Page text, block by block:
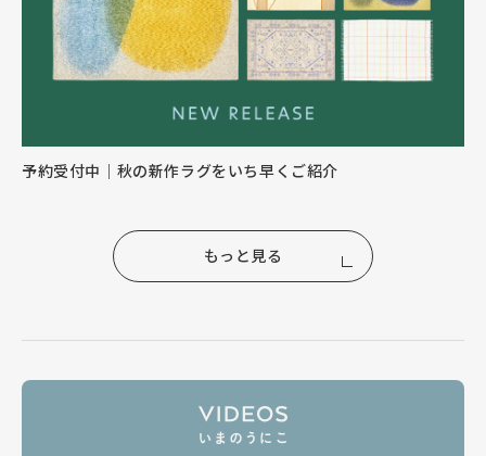
予約受付中｜秋の新作ラグをいち早くご紹介
もっと見る